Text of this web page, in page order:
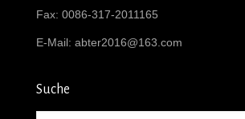
Fax: 0086-317-2011165
E-Mail: abter2016@163.com
Suche